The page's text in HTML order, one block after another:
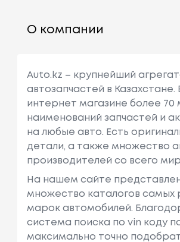
О компании
Auto.kz – крупнейший
автозапчастей в
интернет магазине более 70
наименований запчастей и
на любые авто. Есть
детали, а также множество
производителей со всего
На нашем сайте
множество каталогов самых
марок автомобилей.
система поиска по vin коду
максимально точно